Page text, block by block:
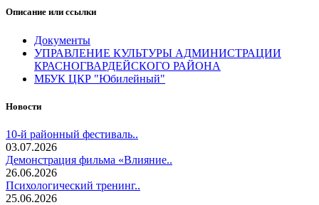
Описание или ссылки
Документы
УПРАВЛЕНИЕ КУЛЬТУРЫ АДМИНИСТРАЦИИ
КРАСНОГВАРДЕЙСКОГО РАЙОНА
МБУК ЦКР "Юбилейный"
Новости
10-й районный фестиваль..
03.07.2026
Демонстрация фильма «Влияние..
26.06.2026
Психологический тренинг..
25.06.2026